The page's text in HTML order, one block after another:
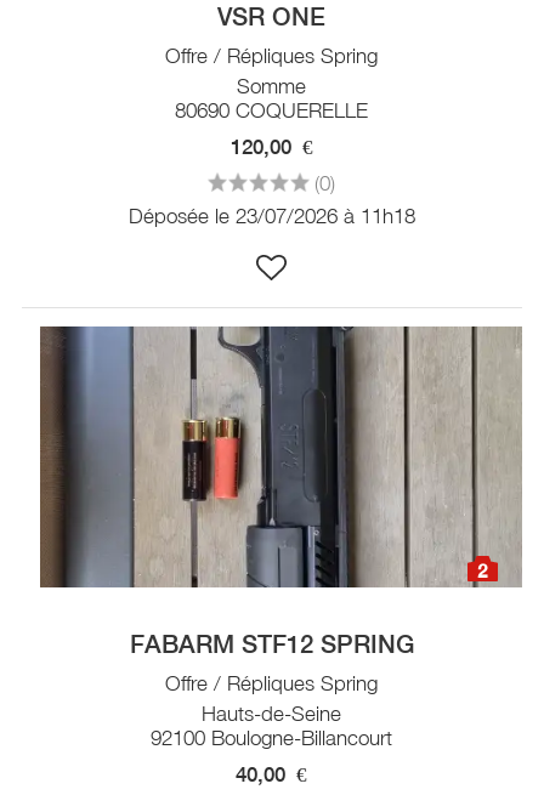
VSR ONE
Offre / Répliques Spring
Somme
80690 COQUERELLE
120,00 €
(0)
Déposée le 23/07/2026 à 11h18
2
FABARM STF12 SPRING
Offre / Répliques Spring
Hauts-de-Seine
92100 Boulogne-Billancourt
40,00 €